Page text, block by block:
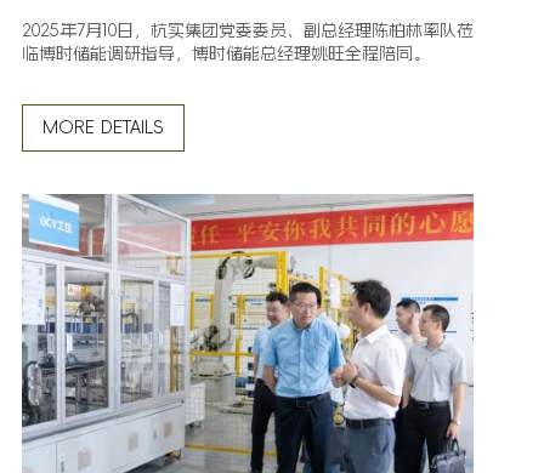
2025年7月10日，杭实集团党委委员、副总经理陈柏林率队莅
临博时储能调研指导，博时储能总经理姚旺全程陪同。
MORE DETAILS